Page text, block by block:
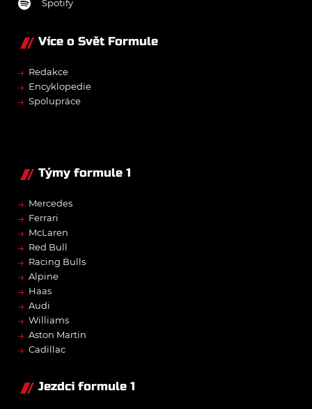
Spotify
Více o Svět Formule
→ Redakce
→ Encyklopedie
→ Spolupráce
Týmy formule 1
→ Mercedes
→ Ferrari
→ McLaren
→ Red Bull
→ Racing Bulls
→ Alpine
→ Haas
→ Audi
→ Williams
→ Aston Martin
→ Cadillac
Jezdci formule 1